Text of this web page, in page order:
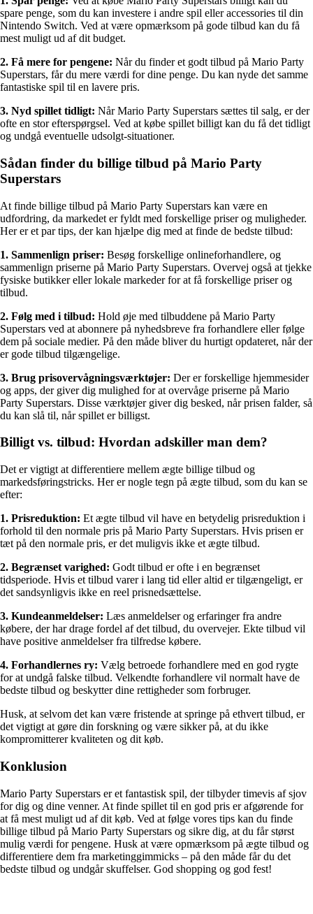
spare penge, som du kan investere i andre spil eller accessories til din
Nintendo Switch. Ved at være opmærksom på gode tilbud kan du få
mest muligt ud af dit budget.
2. Få mere for pengene: Når du finder et godt tilbud på Mario Party
Superstars, får du mere værdi for dine penge. Du kan nyde det samme
fantastiske spil til en lavere pris.
3. Nyd spillet tidligt: Når Mario Party Superstars sættes til salg, er der
ofte en stor efterspørgsel. Ved at købe spillet billigt kan du få det tidligt
og undgå eventuelle udsolgt-situationer.
Sådan finder du billige tilbud på Mario Party
Superstars
At finde billige tilbud på Mario Party Superstars kan være en
udfordring, da markedet er fyldt med forskellige priser og muligheder.
Her er et par tips, der kan hjælpe dig med at finde de bedste tilbud:
1. Sammenlign priser: Besøg forskellige onlineforhandlere, og
sammenlign priserne på Mario Party Superstars. Overvej også at tjekke
fysiske butikker eller lokale markeder for at få forskellige priser og
tilbud.
2. Følg med i tilbud: Hold øje med tilbuddene på Mario Party
Superstars ved at abonnere på nyhedsbreve fra forhandlere eller følge
dem på sociale medier. På den måde bliver du hurtigt opdateret, når der
er gode tilbud tilgængelige.
3. Brug prisovervågningsværktøjer: Der er forskellige hjemmesider
og apps, der giver dig mulighed for at overvåge priserne på Mario
Party Superstars. Disse værktøjer giver dig besked, når prisen falder, så
du kan slå til, når spillet er billigst.
Billigt vs. tilbud: Hvordan adskiller man dem?
Det er vigtigt at differentiere mellem ægte billige tilbud og
markedsføringstricks. Her er nogle tegn på ægte tilbud, som du kan se
efter:
1. Prisreduktion: Et ægte tilbud vil have en betydelig prisreduktion i
forhold til den normale pris på Mario Party Superstars. Hvis prisen er
tæt på den normale pris, er det muligvis ikke et ægte tilbud.
2. Begrænset varighed: Godt tilbud er ofte i en begrænset
tidsperiode. Hvis et tilbud varer i lang tid eller altid er tilgængeligt, er
det sandsynligvis ikke en reel prisnedsættelse.
3. Kundeanmeldelser: Læs anmeldelser og erfaringer fra andre
købere, der har drage fordel af det tilbud, du overvejer. Ekte tilbud vil
have positive anmeldelser fra tilfredse købere.
4. Forhandlernes ry: Vælg betroede forhandlere med en god rygte
for at undgå falske tilbud. Velkendte forhandlere vil normalt have de
bedste tilbud og beskytter dine rettigheder som forbruger.
Husk, at selvom det kan være fristende at springe på ethvert tilbud, er
det vigtigt at gøre din forskning og være sikker på, at du ikke
kompromitterer kvaliteten og dit køb.
Konklusion
Mario Party Superstars er et fantastisk spil, der tilbyder timevis af sjov
for dig og dine venner. At finde spillet til en god pris er afgørende for
at få mest muligt ud af dit køb. Ved at følge vores tips kan du finde
billige tilbud på Mario Party Superstars og sikre dig, at du får størst
mulig værdi for pengene. Husk at være opmærksom på ægte tilbud og
differentiere dem fra marketinggimmicks – på den måde får du det
bedste tilbud og undgår skuffelser. God shopping og god fest!